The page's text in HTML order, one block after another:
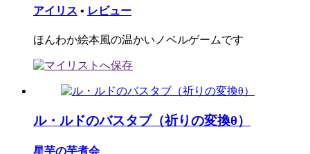
アイリス • レビュー
ほんわか絵本風の温かいノベルゲームです
ル・ルドのバスタブ（祈りの変換θ）
星芋の芋煮会